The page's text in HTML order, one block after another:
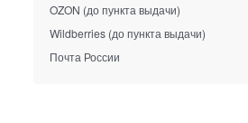
OZON (до пункта выдачи)
Wildberries (до пункта выдачи)
Почта России